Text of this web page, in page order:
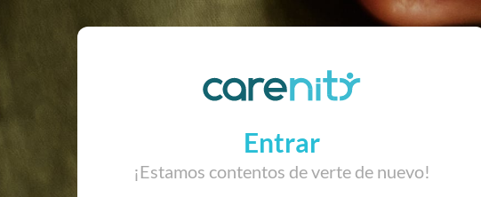
Entrar
¡Estamos contentos de verte de nuevo!